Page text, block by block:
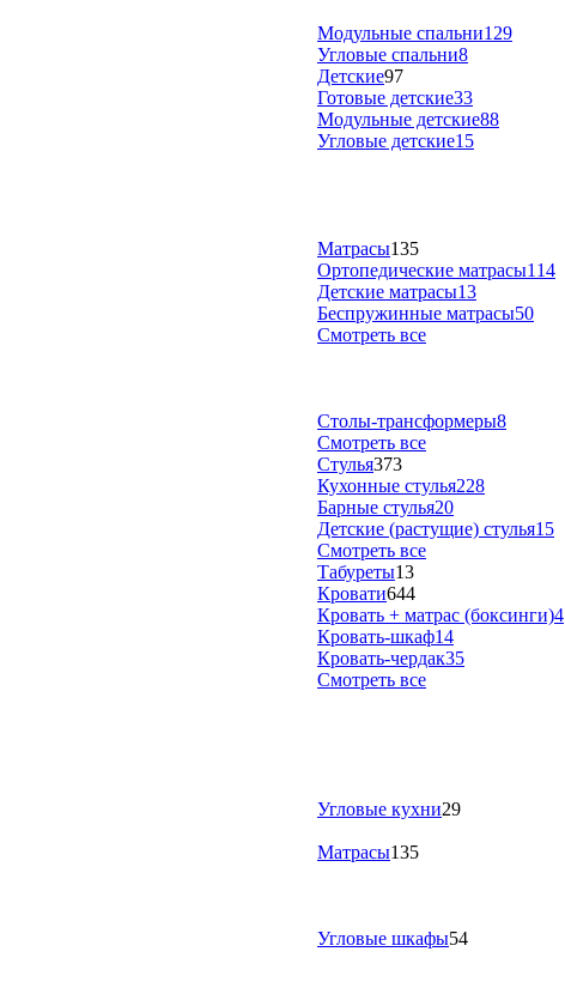
Модульные спальни129
Угловые спальни8
Детские97
Готовые детские33
Модульные детские88
Угловые детские15
Матрасы135
Ортопедические матрасы114
Детские матрасы13
Беспружинные матрасы50
Смотреть все
Столы-трансформеры8
Смотреть все
Стулья373
Кухонные стулья228
Барные стулья20
Детские (растущие) стулья15
Смотреть все
Табуреты13
Кровати644
Кровать + матрас (боксинги)4
Кровать-шкаф14
Кровать-чердак35
Смотреть все
Угловые кухни29
Матрасы135
Угловые шкафы54